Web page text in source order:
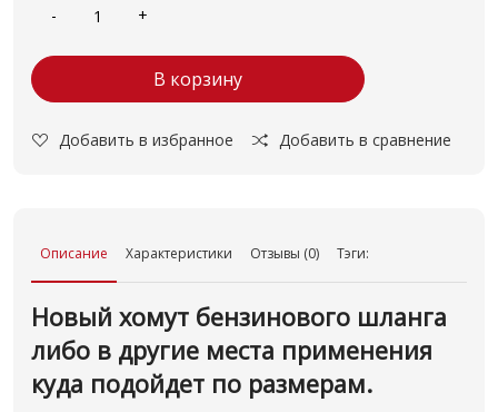
В корзину
Добавить в избранное Добавить в сравнение
Описание Характеристики Отзывы (0) Тэги:
Новый хомут бензинового шланга
либо в другие места применения
куда подойдет по размерам.